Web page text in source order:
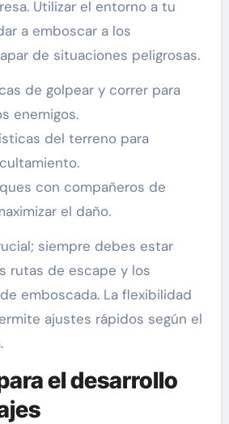
Utilizar el entorno a tu
a emboscar a los
de situaciones peligrosas.
de golpear y correr para
enemigos.
del terreno para
con compañeros de
el daño.
siempre debes estar
rutas de escape y los
emboscada. La flexibilidad
ajustes rápidos según el
el desarrollo